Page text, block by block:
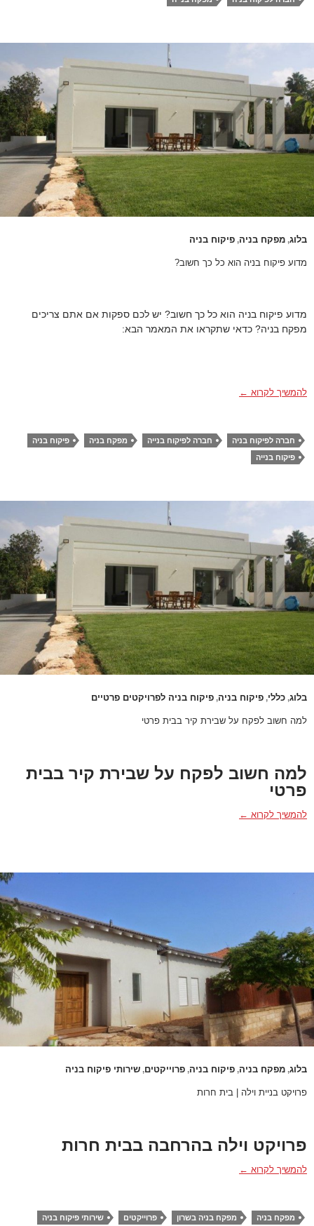
בלוג, מפקח בניה, פיקוח בניה
מדוע פיקוח בניה הוא כל כך חשוב?
מדוע פיקוח בניה הוא כל כך חשוב? יש לכם ספקות אם אתם צריכים
מפקח בניה? כדאי שתקראו את המאמר הבא:
להמשיך לקרוא מדוע פיקוח בניה הוא כל כך חשוב?←
חברה לפיקוח בניה חברה לפיקוח בנייה מפקח בניה
פיקוח בניה
פיקוח בנייה
בלוג, כללי, פיקוח בניה, פיקוח בניה לפרויקטים פרטיים
למה חשוב לפקח על שבירת קיר בבית פרטי
למה חשוב לפקח על שבירת קיר בבית
פרטי
להמשיך לקרוא למה חשוב לפקח על שבירת קיר בבית פרטי←
בלוג, מפקח בניה, פיקוח בניה, פרוייקטים, שירותי פיקוח בניה
פרויקט בניית וילה | בית חרות
פרויקט וילה בהרחבה בבית חרות
להמשיך לקרוא פרויקט בניית וילה | בית חרות←
מפקח בניה מפקח בניה בשרון פרוייקטים שירותי פיקוח בניה